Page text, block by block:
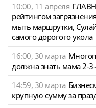
10:00, 11 апреля
рейтингом
мыть маршрутки,
самого дорогого укола
16:00, 30 марта
должна знать мама 2-
14:59, 30 марта
крупную сумму за